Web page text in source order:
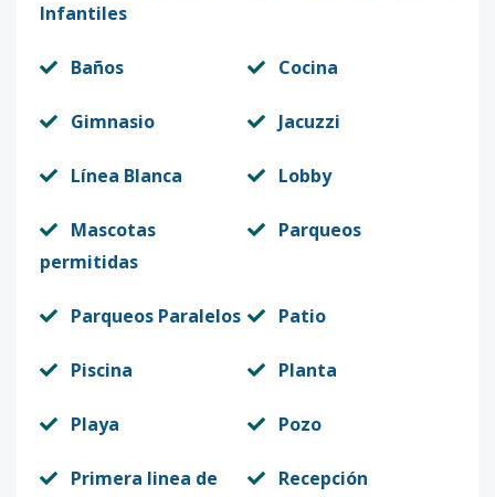
Infantiles
Baños Cocina
Gimnasio Jacuzzi
Línea Blanca Lobby
Mascotas
permitidas
Parqueos
Parqueos Paralelos Patio
Piscina Planta
Playa Pozo
Primera linea de
Recepción